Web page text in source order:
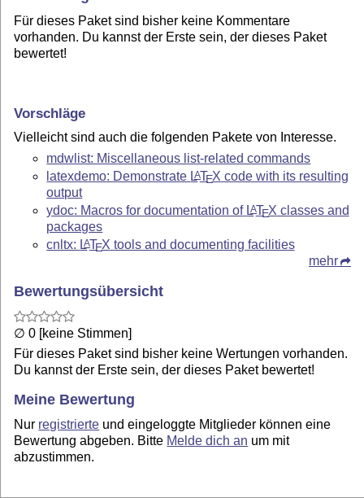
Für dieses Paket sind bisher keine Kommentare
vorhanden. Du kannst der Erste sein, der dieses Paket
bewertet!
Vorschläge
Vielleicht sind auch die folgenden Pakete von Interesse.
mdwlist: Miscellaneous list-related commands
latexdemo: Demonstrate LATEX code with its resulting
output
ydoc: Macros for documentation of LATEX classes and
packages
cnltx: LATEX tools and documenting facilities
mehr
Bewertungsübersicht
∅ 0 [keine Stimmen]
Für dieses Paket sind bisher keine Wertungen vorhanden.
Du kannst der Erste sein, der dieses Paket bewertet!
Meine Bewertung
Nur registrierte und eingeloggte Mitglieder können eine
Bewertung abgeben. Bitte Melde dich an um mit
abzustimmen.